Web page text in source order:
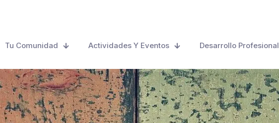
Tu Comunidad Actividades Y Eventos Desarrollo Profesional